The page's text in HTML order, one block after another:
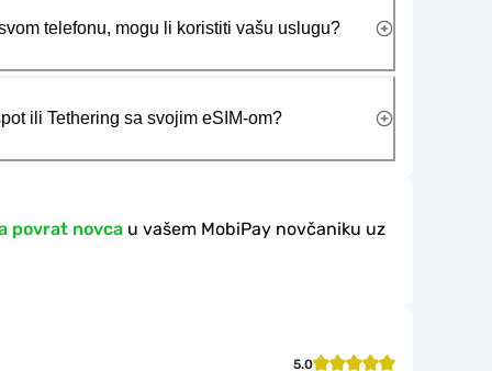
telefonu, mogu li koristiti vašu uslugu?
ili Tethering sa svojim eSIM-om?
povrat novca u vašem MobiPay novčaniku uz
5.0